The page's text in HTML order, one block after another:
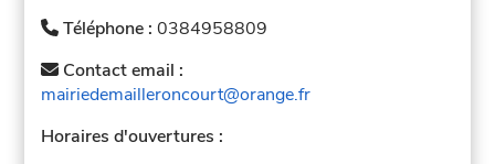
Téléphone :0384958809
Contact email :
mairiedemailleroncourt@orange.fr
Horaires d'ouvertures :